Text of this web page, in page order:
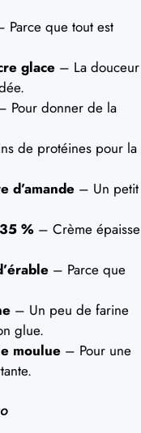
Parce que tout est
glace – La douceur
Pour donner de la
de protéines pour la
d’amande – Un petit
% – Crème épaisse
– Parce que
– Un peu de farine
glue.
moulue – Pour une